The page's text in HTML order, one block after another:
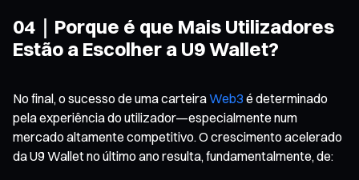
04｜Porque é que Mais Utilizadores
Estão a Escolher a U9 Wallet?
No final, o sucesso de uma carteiraWeb3 é determinado
pela experiência do utilizador—especialmente num
mercado altamente competitivo. O crescimento acelerado
da U9 Wallet no último ano resulta, fundamentalmente, de: